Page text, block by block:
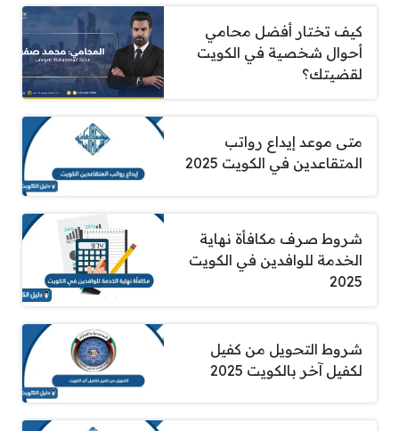
كيف تختار أفضل محامي
أحوال شخصية في الكويت
لقضيتك؟
متى موعد إيداع رواتب
المتقاعدين في الكويت 2025
شروط صرف مكافأة نهاية
الخدمة للوافدين في الكويت
2025
شروط التحويل من كفيل
لكفيل آخر بالكويت 2025